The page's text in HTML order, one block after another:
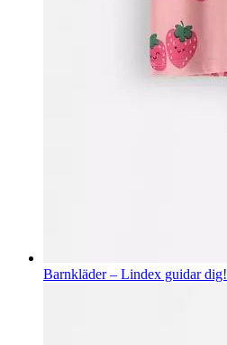
Barnkläder – Lindex guidar dig!